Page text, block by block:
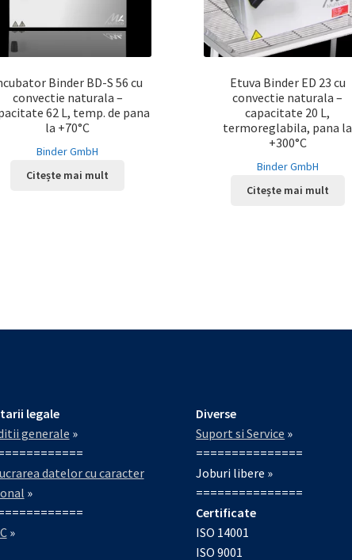
Binder BD-S 56 cu
convectie naturala –
62 L, temp. de pana
la +70°C
Binder GmbH
Citește mai mult
Etuva Binder ED 23 cu
convectie naturala –
capacitate 20 L,
termoreglabila, pana la
+300°C
Binder GmbH
Citește mai mult
legale
generale »
datelor cu caracter
»
»
Diverse
Suport si Service »
===============
Joburi libere »
===============
Certificate
ISO 14001
ISO 9001